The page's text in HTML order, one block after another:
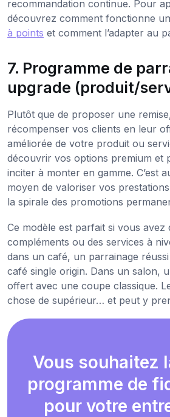
recommandation continue. Pour
découvrez comment fonctionne un
à points et comment l’adapter au
7. Programme de
upgrade (produit/
Plutôt que de proposer une
récompenser vos clients en leur
améliorée de votre produit ou
découvrir vos options premium et
inciter à monter en gamme. C’est
moyen de valoriser vos
la spirale des promotions
Ce modèle est parfait si vous avez
compléments ou des services à
dans un café, un parrainage
café single origin. Dans un salon,
offert avec une coupe classique.
chose de supérieur… et peut y
Vous souhaitez
programme de
pour votre